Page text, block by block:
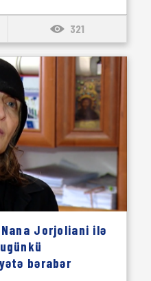
321
Nana Jorjoliani ilə
bərabər